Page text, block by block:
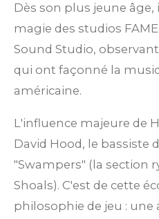
Dès son plus jeune âge,
magie des studios
Sound Studio,
qui ont façonné la
américaine.
L'influence majeure de
David Hood, le bassiste
"Swampers" (la section
Shoals). C'est de cette
philosophie de jeu :